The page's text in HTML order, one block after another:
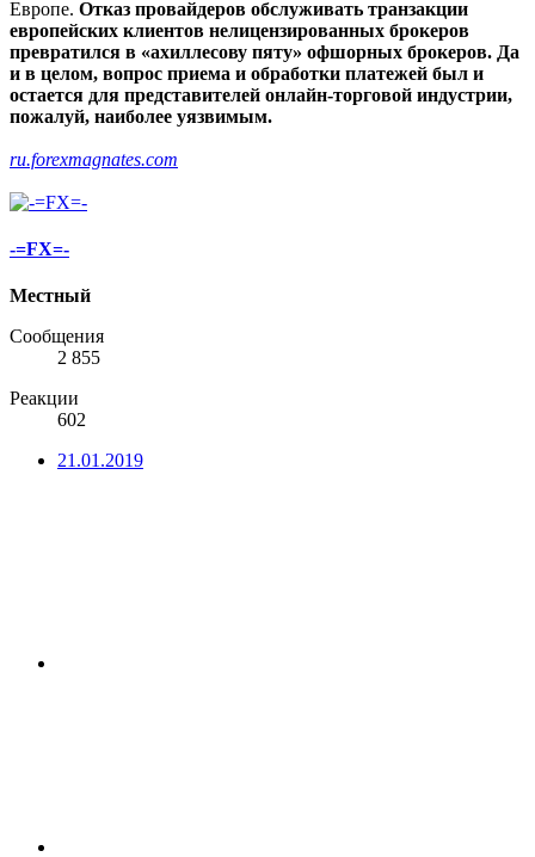
Европе. Отказ провайдеров обслуживать транзакции
европейских клиентов нелицензированных брокеров
превратился в «ахиллесову пяту» офшорных брокеров. Да
и в целом, вопрос приема и обработки платежей был и
остается для представителей онлайн-торговой индустрии,
пожалуй, наиболее уязвимым.
ru.forexmagnates.com
-=FX=-
Местный
Сообщения
2 855
Реакции
602
21.01.2019